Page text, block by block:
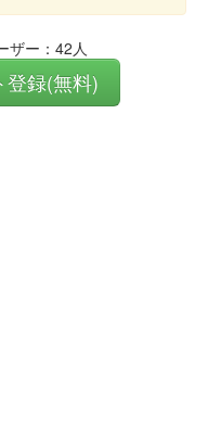
ザー：42人
登録(無料)